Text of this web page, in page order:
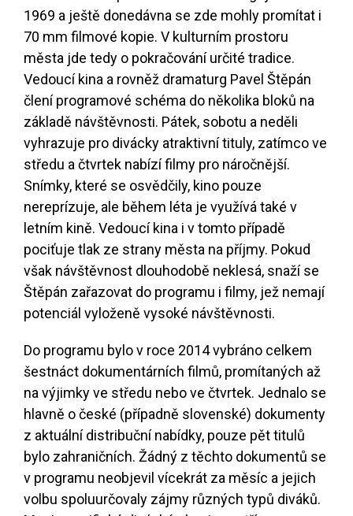
1969 a ještě donedávna se zde mohly promítat i
70 mm filmové kopie. V kulturním prostoru
města jde tedy o pokračování určité tradice.
Vedoucí kina a rovněž dramaturg Pavel Štěpán
člení programové schéma do několika bloků na
základě návštěvnosti. Pátek, sobotu a neděli
vyhrazuje pro divácky atraktivní tituly, zatímco ve
středu a čtvrtek nabízí filmy pro náročnější.
Snímky, které se osvědčily, kino pouze
nereprízuje, ale během léta je využívá také v
letním kině. Vedoucí kina i v tomto případě
pociťuje tlak ze strany města na příjmy. Pokud
však návštěvnost dlouhodobě neklesá, snaží se
Štěpán zařazovat do programu i filmy, jež nemají
potenciál vyloženě vysoké návštěvnosti.
Do programu bylo v roce 2014 vybráno celkem
šestnáct dokumentárních filmů, promítaných až
na výjimky ve středu nebo ve čtvrtek. Jednalo se
hlavně o české (případně slovenské) dokumenty
z aktuální distribuční nabídky, pouze pět titulů
bylo zahraničních. Žádný z těchto dokumentů se
v programu neobjevil vícekrát za měsíc a jejich
volbu spoluurčovaly zájmy různých typů diváků.